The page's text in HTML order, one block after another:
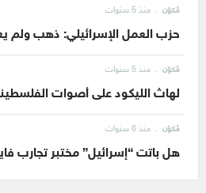
مُكوّن منذ 5 سنوات
حزب العمل الإسرائيلي: ذهب ولم
مُكوّن منذ 5 سنوات
لهاث الليكود على أصوات
مُكوّن منذ 6 سنوات
هل باتت “إسرائيل” مختبر تجارب